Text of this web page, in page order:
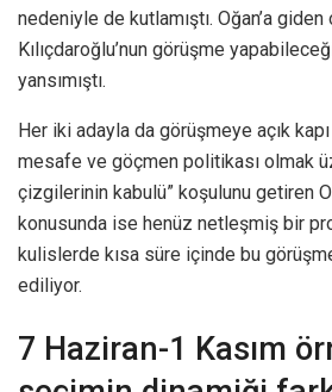
nedeniyle de kutlamıştı. Oğan’a
Kılıçdaroğlu’nun görüşme
yansımıştı.
Her iki adayla da görüşmeye açık
mesafe ve göçmen politikası olmak
çizgilerinin kabulü” koşulunu getiren
konusunda ise henüz netleşmiş bir
kulislerde kısa süre içinde bu
ediliyor.
7 Haziran-1 Kasım